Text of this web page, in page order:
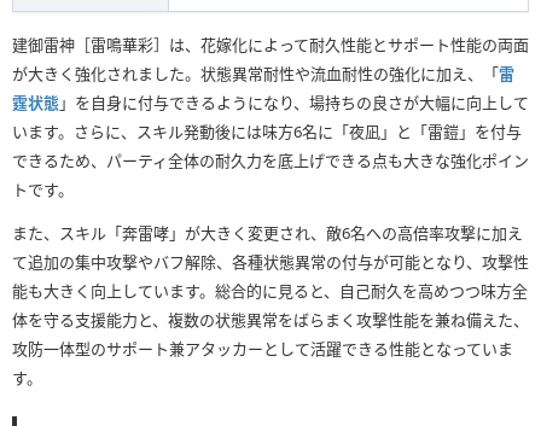
建御雷神［雷鳴華彩］は、花嫁化によって耐久性能とサポート性能の両面
が大きく強化されました。状態異常耐性や流血耐性の強化に加え、「雷
霆状態」を自身に付与できるようになり、場持ちの良さが大幅に向上して
います。さらに、スキル発動後には味方6名に「夜凪」と「雷鎧」を付与
できるため、パーティ全体の耐久力を底上げできる点も大きな強化ポイン
トです。
また、スキル「奔雷哮」が大きく変更され、敵6名への高倍率攻撃に加え
て追加の集中攻撃やバフ解除、各種状態異常の付与が可能となり、攻撃性
能も大きく向上しています。総合的に見ると、自己耐久を高めつつ味方全
体を守る支援能力と、複数の状態異常をばらまく攻撃性能を兼ね備えた、
攻防一体型のサポート兼アタッカーとして活躍できる性能となっていま
す。